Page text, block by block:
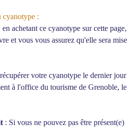
cyanotype :
en achetant ce cyanotype sur cette page,
et vous vous assurez qu'elle sera mise
votre cyanotype le dernier jour
à l'office du tourisme de Grenoble, le
: Si vous ne pouvez pas être présent(e)